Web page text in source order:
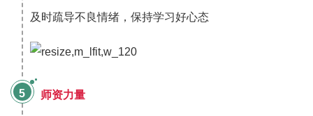
及时疏导不良情绪，保持学习好心态
5 师资力量